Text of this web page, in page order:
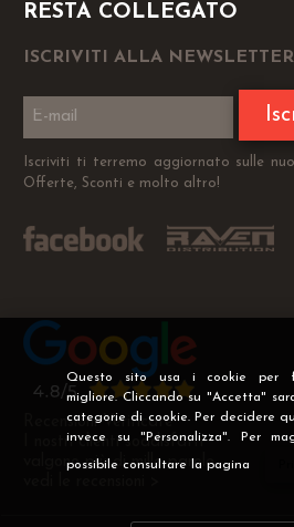
Questo sito usa i cookie per
migliore. Cliccando su "Accetta"
categorie di cookie. Per decidere
invece su "Personalizza". Per
possibile consultare la pagina
RESTA COLLEGATO
ISCRIVITI ALLA NEWSLETTER
Iscriviti ti terremo aggiornato sulle
Offerte, Sconti e molto altro!
Recensioni Verificate
I nostri clienti soddisfatti
valgono più di mille parole